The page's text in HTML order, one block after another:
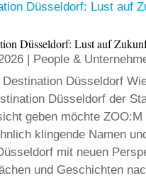
Düsseldorf: Lust auf
| People &
Destination Düsseldorf
Düsseldorf der
geben möchte
klingende Namen
mit neuen
und Geschichten